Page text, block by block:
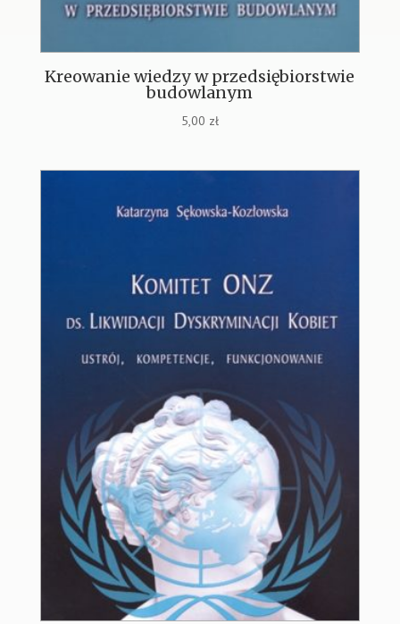
Kreowanie wiedzy w przedsiębiorstwie
budowlanym
5,00 zł